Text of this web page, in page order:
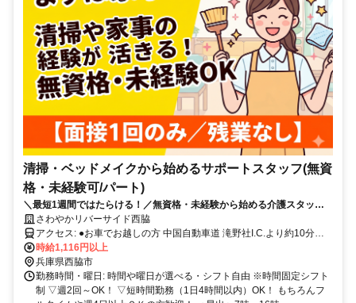
清掃・ベッドメイクから始めるサポートスタッフ(無資
格・未経験可/パート)
＼最短1週間ではたらける！／無資格・未経験から始める介護スタッフ♪
週2日〜＆WワークもOK！
さわやかリバーサイド西脇
アクセス: ●お車でお越しの方 中国自動車道 滝野社I.C.より約10分
(6km) ●電車でお越しの方 西脇市駅より車で約3分(1.2km) 新西脇駅よ
り車で約1分(0.6km) ※新西脇駅は西脇市駅より本数が少ないです。 ●
バスでお越しの方 西脇コミュニィバス 福祉センター南口バス停より
徒歩約1分 ════════════ ▶車・バイク通勤OK（無料駐車場あ
時給1,116円以上
兵庫県西脇市
勤務時間・曜日: 時間や曜日が選べる・シフト自由 ※時間固定シフト
制 ▽週2回～OK！ ▽短時間勤務（1日4時間以内）OK！ もちろんフ